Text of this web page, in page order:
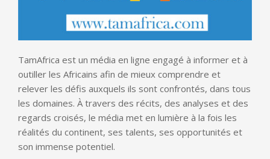
TamAfrica est un média en ligne engagé à informer et à
outiller les Africains afin de mieux comprendre et
relever les défis auxquels ils sont confrontés, dans tous
les domaines. À travers des récits, des analyses et des
regards croisés, le média met en lumière à la fois les
réalités du continent, ses talents, ses opportunités et
son immense potentiel.